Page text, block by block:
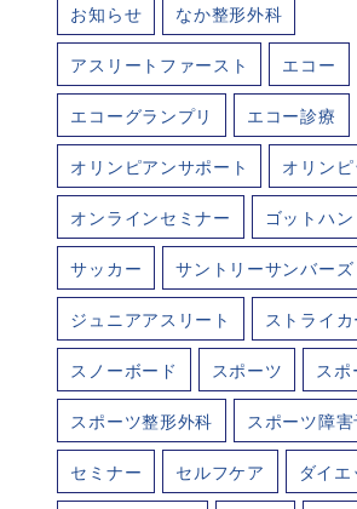
お知らせ なか整形外科
アスリートファースト エコー
エコーグランプリ エコー診療
オリンピアンサポート オリンピ
オンラインセミナー ゴットハン
サッカー サントリーサンバーズ
ジュニアアスリート ストライカ
スノーボード スポーツ スポ
スポーツ整形外科 スポーツ障
セミナー セルフケア ダイエ